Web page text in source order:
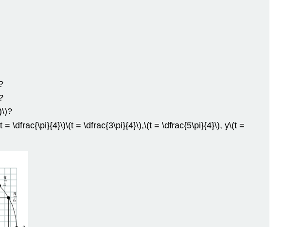
?
= \dfrac{\pi}{4}\)\(t = \dfrac{3\pi}{4}\),\(t = \dfrac{5\pi}{4}\), y\(t =